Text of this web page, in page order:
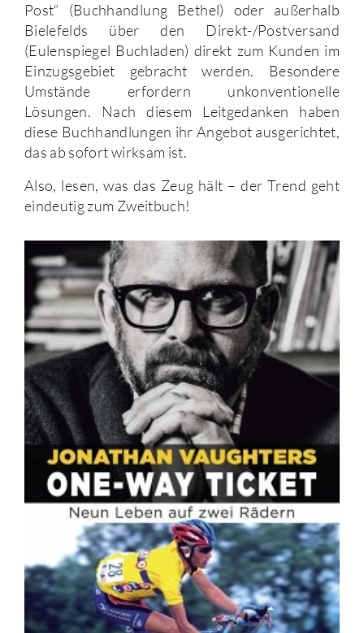
Post“ (Buchhandlung Bethel) oder außerhalb
Bielefelds über den Direkt-/Postversand
(Eulenspiegel Buchladen) direkt zum Kunden im
Einzugsgebiet gebracht werden. Besondere
Umstände erfordern unkonventionelle
Lösungen. Nach diesem Leitgedanken haben
diese Buchhandlungen ihr Angebot ausgerichtet,
das ab sofort wirksam ist.
Also, lesen, was das Zeug hält – der Trend geht
eindeutig zum Zweitbuch!